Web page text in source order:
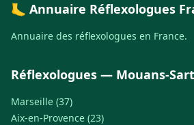
🦶 Annuaire Réflexologues
Annuaire des réflexologues en France.
Réflexologues — Mouans-
Marseille (37)
Aix-en-Provence (23)